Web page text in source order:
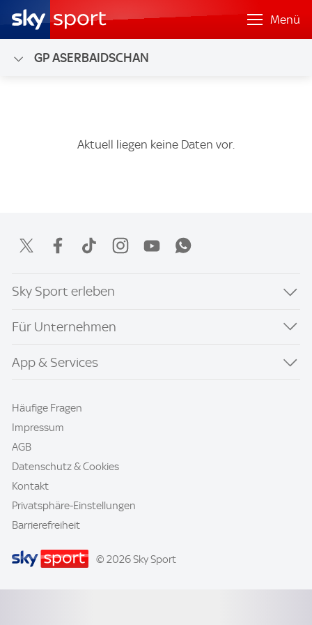
Menü
GP ASERBAIDSCHAN
Aktuell liegen keine Daten vor.
Sky Sport erleben
Für Unternehmen
App & Services
Häufige Fragen
Impressum
AGB
Datenschutz & Cookies
Kontakt
Privatsphäre-Einstellungen
Barrierefreiheit
© 2026 Sky Sport